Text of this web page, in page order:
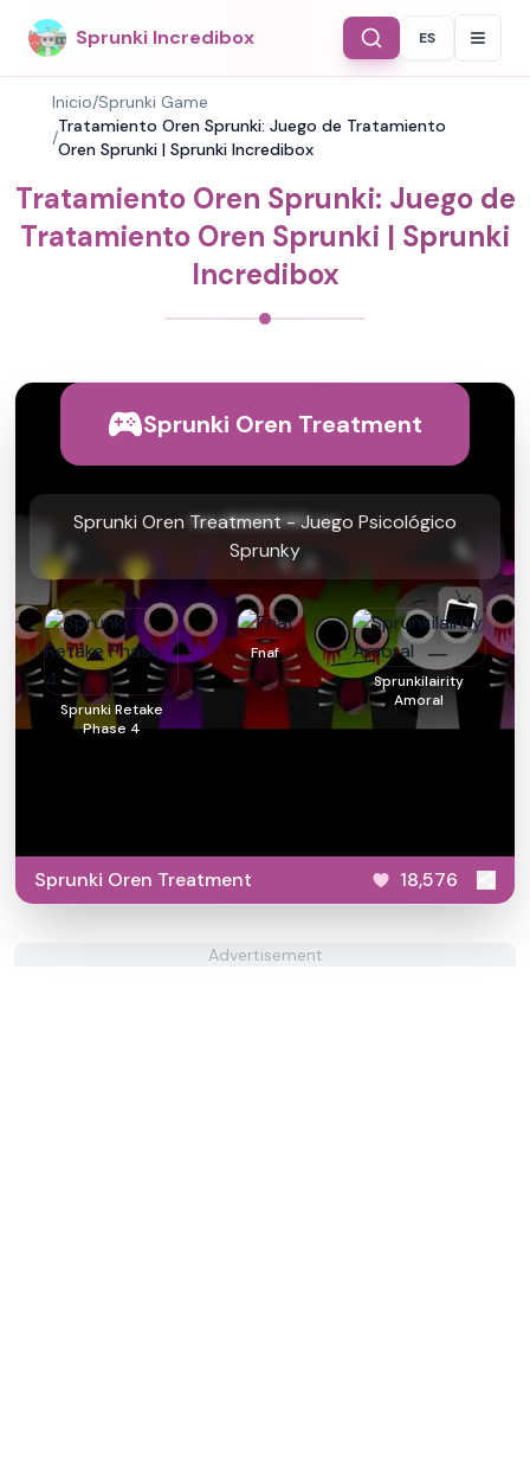
Sprunki Incredibox Select
ES
Inicio/Sprunki Game
/
Tratamiento Oren Sprunki: Juego de Tratamiento
Oren Sprunki | Sprunki Incredibox
Tratamiento Oren Sprunki: Juego de
Tratamiento Oren Sprunki | Sprunki
Incredibox
Sprunki Oren Treatment
Sprunki Oren Treatment - Juego Psicológico
Sprunky
Sprunki Retake
Phase 4
Fnaf
Sprunkilairity
Amoral
Sprunki Oren Treatment 18,576
Advertisement